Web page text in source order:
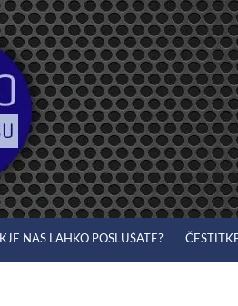
KJE NAS LAHKO POSLUŠATE?